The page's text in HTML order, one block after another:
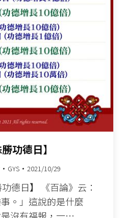
功德日】
GYS 2021/10/29
德日】 《百論》云：
。」這說的是什麼